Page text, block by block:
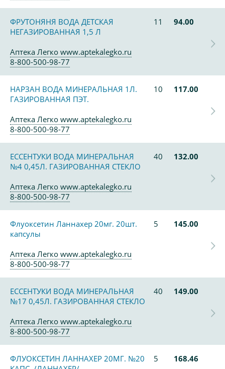
ФРУТОНЯНЯ ВОДА ДЕТСКАЯ
НЕГАЗИРОВАННАЯ 1,5 Л
11 94.00
Аптека Легко www.aptekalegko.ru
8-800-500-98-77
НАРЗАН ВОДА МИНЕРАЛЬНАЯ 1Л.
ГАЗИРОВАННАЯ ПЭТ.
10 117.00
Аптека Легко www.aptekalegko.ru
8-800-500-98-77
ЕССЕНТУКИ ВОДА МИНЕРАЛЬНАЯ
№4 0,45Л. ГАЗИРОВАННАЯ СТЕКЛО
40 132.00
Аптека Легко www.aptekalegko.ru
8-800-500-98-77
Флуоксетин Ланнахер 20мг. 20шт.
капсулы
5 145.00
Аптека Легко www.aptekalegko.ru
8-800-500-98-77
ЕССЕНТУКИ ВОДА МИНЕРАЛЬНАЯ
№17 0,45Л. ГАЗИРОВАННАЯ СТЕКЛО
40 149.00
Аптека Легко www.aptekalegko.ru
8-800-500-98-77
ФЛУОКСЕТИН ЛАННАХЕР 20МГ. №20
5 168.46